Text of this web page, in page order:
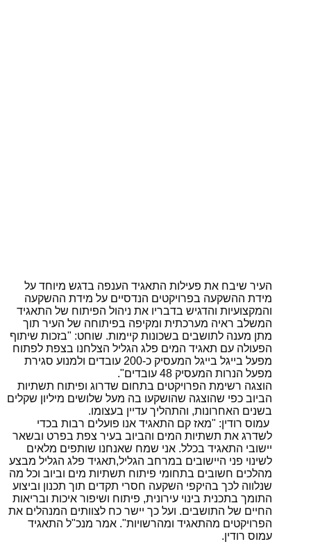
העיר שיבח את פעילות התאגיד הענפה בדגש מיוחד על
מידת ההשקעה בפרויקטים הנדסיים על מידת ההשקעה
והמקצועיות והדגיש בדבריו את ניהול הפיתוח של התאגיד
המשלב ראיה מערכתית ומקיפה בפיתוחה של העיר תוך
מתן מענה לתושבים בשכונות קיימות. שוחט: "בזכות שיתוף
הפעולה עם תאגיד המים פלג הגליל הצלחנו בצפת לפתוח
מפעל בייגל בייגל המעסיק כ-200 עובדים ולמנוע סגירת
מפעל הנרות המעסיק 48 עובדים".
הוצגה רשימת הפרויקטים בתחום שדרוג ופיתוח תשתיות
הביוב כפי שהוצגה שהושקעו בה מעל שלושים מיליון שקלים
בשנים האחרונות, והתהליך עדיין בעצומו.
עמוס רודין: "מאז קם התאגיד אנו פועלים רבות בכדי
לשדרג את תשתיות המים והביוב בעיר צפת בפרט ובשאר
יישובי התאגיד בכלל. אני שמח שאנחנו שותפים מלאים
לשינוי פני היישובים במרחב הגליל,תאגיד פלג הגליל מבצע
מהלכים חשובים בתחומי פיתוח תשתיות מים וביוב וכל מה
שנלווה לכך בהיקפי השקעה חסרי תקדים תוך תכנון וביצוע
התומך בתכנית בינוי עירונית, פיתוח ושיפור איכות ובריאות
החיים של התושבים. ועל כך יישר כח לצוותים המנהלים את
הפרויקטים מהתאגיד ומהרשויות". אמר מנכ"ל התאגיד
עמוס רודין.